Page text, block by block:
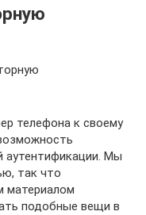
телефона к своему
аутентификации. Мы
так что
материалом
подобные вещи в